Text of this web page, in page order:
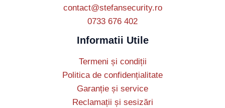
contact@stefansecurity.ro
0733 676 402
Informatii Utile
Termeni și condiții
Politica de confidențialitate
Garanție și service
Reclamații și sesizări